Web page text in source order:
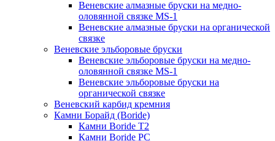
Веневские алмазные бруски на медно-
оловянной связке MS-1
Веневские алмазные бруски на органической
связке
Веневские эльборовые бруски
Веневские эльборовые бруски на медно-
оловянной связке MS-1
Веневские эльборовые бруски на
органической связке
Веневский карбид кремния
Камни Борайд (Boride)
Камни Boride T2
Камни Boride PC